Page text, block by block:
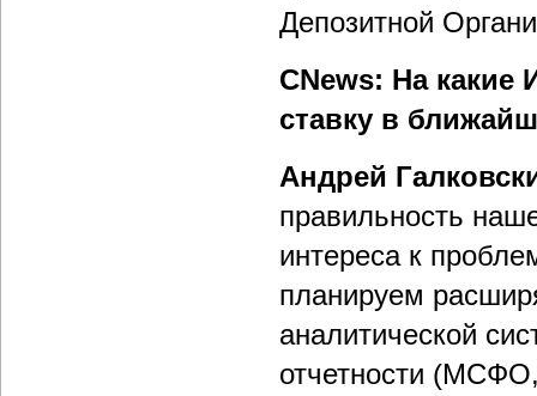
Депозитной
CNews: На
ставку в
Андрей
правильность
интереса к
планируем
аналитической
отчетности